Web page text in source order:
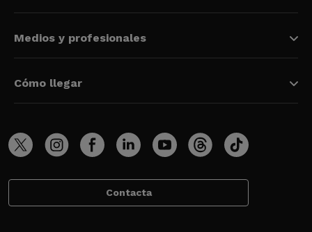
Medios y profesionales
Cómo llegar
Contacta